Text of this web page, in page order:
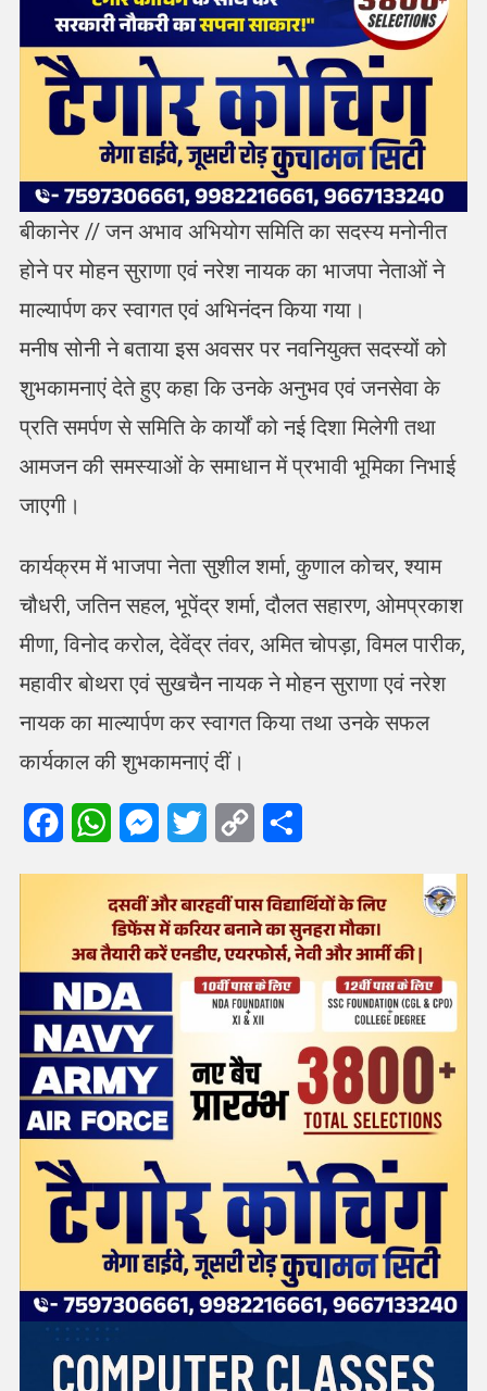
बीकानेर // जन अभाव अभियोग समिति का सदस्य मनोनीत
होने पर मोहन सुराणा एवं नरेश नायक का भाजपा नेताओं ने
माल्यार्पण कर स्वागत एवं अभिनंदन किया गया।
मनीष सोनी ने बताया इस अवसर पर नवनियुक्त सदस्यों को
शुभकामनाएं देते हुए कहा कि उनके अनुभव एवं जनसेवा के
प्रति समर्पण से समिति के कार्यों को नई दिशा मिलेगी तथा
आमजन की समस्याओं के समाधान में प्रभावी भूमिका निभाई
जाएगी।
कार्यक्रम में भाजपा नेता सुशील शर्मा, कुणाल कोचर, श्याम
चौधरी, जतिन सहल, भूपेंद्र शर्मा, दौलत सहारण, ओमप्रकाश
मीणा, विनोद करोल, देवेंद्र तंवर, अमित चोपड़ा, विमल पारीक,
महावीर बोथरा एवं सुखचैन नायक ने मोहन सुराणा एवं नरेश
नायक का माल्यार्पण कर स्वागत किया तथा उनके सफल
कार्यकाल की शुभकामनाएं दीं।
FacebookWhatsAppMessenger
Twitter
Copy